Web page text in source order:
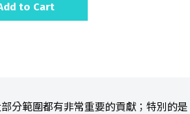
to Cart
分範圍都有非常重要的貢獻；特別的